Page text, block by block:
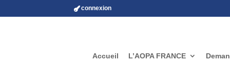
connexion
Accueil L’AOPA FRANCE